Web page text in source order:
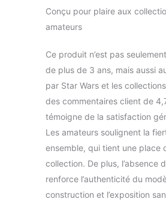
de
des
Conçu pour plaire aux
amateurs
Ce produit n’est pas
de plus de 3 ans, mais aussi
par Star Wars et les
des commentaires client de
témoigne de la satisfaction
Les amateurs soulignent la
ensemble, qui tient une place
collection. De plus, l’absence
renforce l’authenticité du
construction et l’exposition